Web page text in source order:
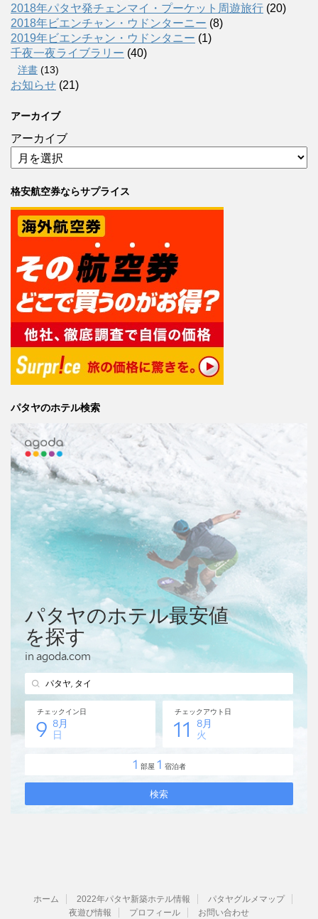
2018年パタヤ発チェンマイ・プーケット周遊旅行 (20)
2018年ビエンチャン・ウドンターニー (8)
2019年ビエンチャン・ウドンタニー (1)
千夜一夜ライブラリー (40)
洋書 (13)
お知らせ (21)
アーカイブ
アーカイブ
格安航空券ならサプライス
パタヤのホテル検索
ホーム 2022年パタヤ新築ホテル情報
パタヤグルメマップ
夜遊び情報
プロフィール お問い合わせ